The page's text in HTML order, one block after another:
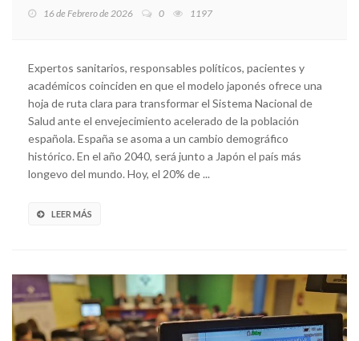
16 de Febrero de 2026 0 1197
Expertos sanitarios, responsables políticos, pacientes y
académicos coinciden en que el modelo japonés ofrece una
hoja de ruta clara para transformar el Sistema Nacional de
Salud ante el envejecimiento acelerado de la población
española. España se asoma a un cambio demográfico
histórico. En el año 2040, será junto a Japón el país más
longevo del mundo. Hoy, el 20% de ...
LEER MÁS